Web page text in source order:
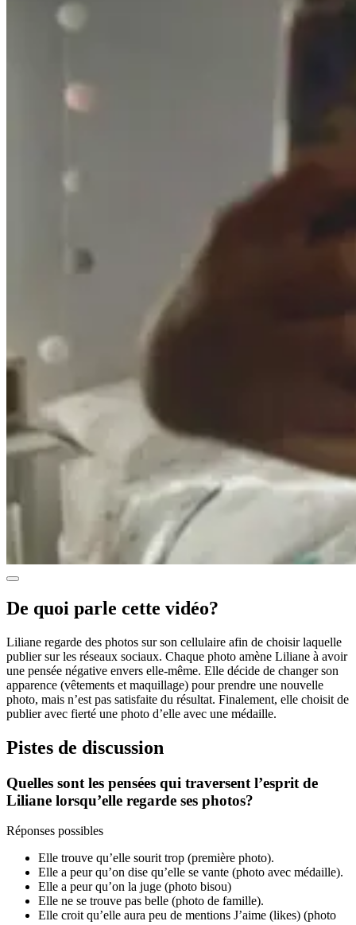
De quoi parle cette vidéo?
Liliane regarde des photos sur son cellulaire afin de choisir laquelle
publier sur les réseaux sociaux. Chaque photo amène Liliane à avoir
une pensée négative envers elle-même. Elle décide de changer son
apparence (vêtements et maquillage) pour prendre une nouvelle
photo, mais n’est pas satisfaite du résultat. Finalement, elle choisit de
publier avec fierté une photo d’elle avec une médaille.
Pistes de discussion
Quelles sont les pensées qui traversent l’esprit de
Liliane lorsqu’elle regarde ses photos?
Réponses possibles
Elle trouve qu’elle sourit trop (première photo).
Elle a peur qu’on dise qu’elle se vante (photo avec médaille).
Elle a peur qu’on la juge (photo bisou)
Elle ne se trouve pas belle (photo de famille).
Elle croit qu’elle aura peu de mentions J’aime (likes) (photo